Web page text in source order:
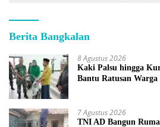
Berita Bangkalan
8 Agustus 2026
Kaki Palsu hingga
Bantu Ratusan Warga
7 Agustus 2026
TNI AD Bangun